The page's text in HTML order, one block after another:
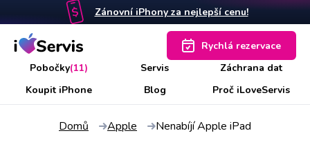
Zánovní iPhony za nejlepší cenu!
Pobočky(11) Servis
Záchrana dat
Koupit iPhone
Blog Proč iLoveServis
Rychlá rezervace
Domů Apple Nenabíjí Apple iPad